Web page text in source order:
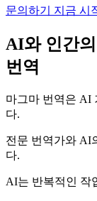
문의하기 지금 시
AI와 인간
번역
마그마 번역은 AI
다.
전문 번역가와 AI
다.
AI는 반복적인 작